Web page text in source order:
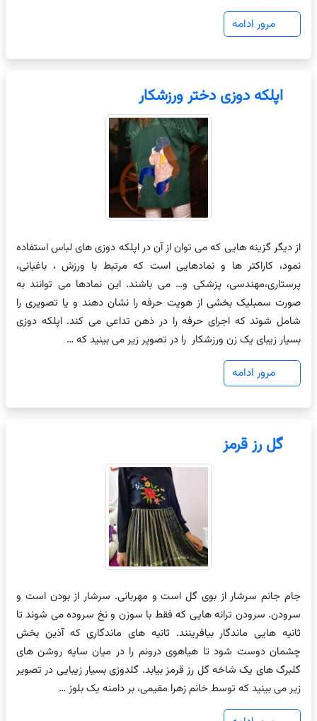
مرور ادامه
اپلکه دوزی دختر ورزشکار
از دیگر گزینه هایی که می توان از آن در اپلکه دوزی های لباس استفاده
نمود، کاراکتر ها و نمادهایی است که مرتبط با ورزش ، باغبانی،
پرستاری،مهندسی، پزشکی و… می باشند. این نمادها می توانند به
صورت سمبلیک بخشی از هویت حرفه را نشان دهند و یا تصویری را
شامل شوند که اجرای حرفه را در ذهن تداعی می کند. اپلکه دوزی
بسیار زیبای یک زن ورزشکار را در تصویر زیر می بینید که …
مرور ادامه
گل رز قرمز
جام جانم سرشار از بوی گل است و مهربانی. سرشار از بودن است و
سرودن. سرودن ترانه هایی که فقط با سوزن و نخ سروده می شوند تا
ثانیه هایی ماندگار بیافرینند. ثانیه های ماندگاری که آذین بخش
چشمان دوست شود تا هیاهوی درونم را در میان سایه روشن های
گلبرگ های یک شاخه گل رز قرمز بیابد. گلدوزی بسیار زیبایی در تصویر
زیر می بینید که توسط خانم زهرا مقیمی، بر دامنه یک بلوز …